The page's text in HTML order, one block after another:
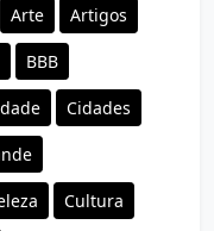
Arte Artigos
BBB
Cidades
Cultura